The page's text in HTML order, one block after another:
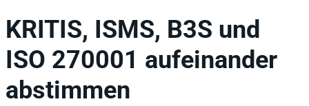
KRITIS, ISMS, B3S und
ISO 270001 aufeinander
abstimmen